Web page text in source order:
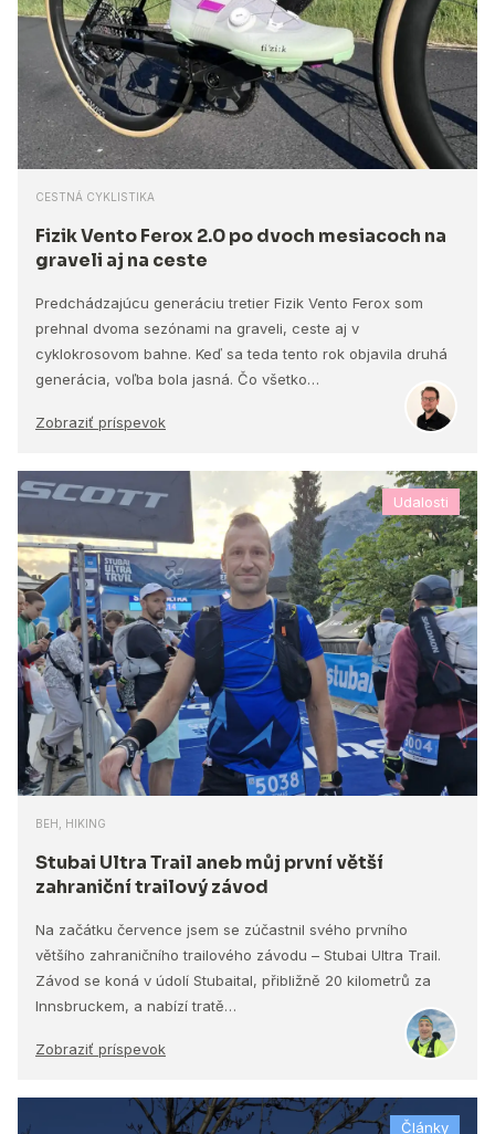
CESTNÁ CYKLISTIKA
Fizik Vento Ferox 2.0 po dvoch mesiacoch na
graveli aj na ceste
Predchádzajúcu generáciu tretier Fizik Vento Ferox som
prehnal dvoma sezónami na graveli, ceste aj v
cyklokrosovom bahne. Keď sa teda tento rok objavila druhá
generácia, voľba bola jasná. Čo všetko…
Zobraziť príspevok
Udalosti
BEH, HIKING
Stubai Ultra Trail aneb můj první větší
zahraniční trailový závod
Na začátku července jsem se zúčastnil svého prvního
většího zahraničního trailového závodu – Stubai Ultra Trail.
Závod se koná v údolí Stubaital, přibližně 20 kilometrů za
Innsbruckem, a nabízí tratě…
Zobraziť príspevok
Články